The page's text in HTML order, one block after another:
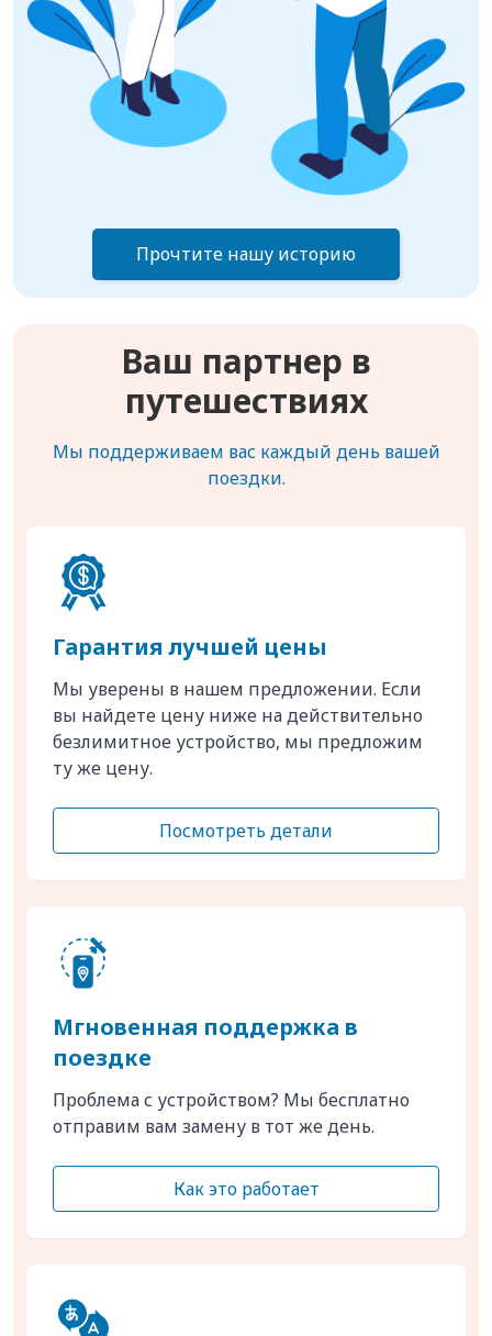
Прочтите нашу историю
Ваш партнер в
путешествиях
Мы поддерживаем вас каждый день вашей
поездки.
Гарантия лучшей цены
Мы уверены в нашем предложении. Если
вы найдете цену ниже на действительно
безлимитное устройство, мы предложим
ту же цену.
Посмотреть детали
Мгновенная поддержка в
поездке
Проблема с устройством? Мы бесплатно
отправим вам замену в тот же день.
Как это работает